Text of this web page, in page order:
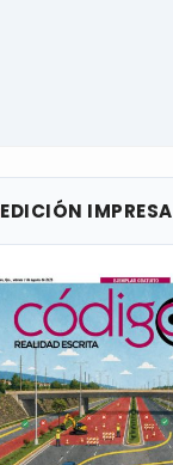
EDICIÓN IMPRESA